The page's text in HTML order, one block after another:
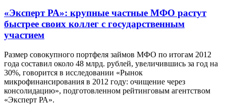
«Эксперт РА»: крупные частные МФО растут
быстрее своих коллег с государственным
участием
Размер совокупного портфеля займов МФО по итогам 2012
года составил около 48 млрд. рублей, увеличившись за год на
30%, говорится в исследовании «Рынок
микрофинансирования в 2012 году: очищение через
консолидацию», подготовленном рейтинговым агентством
«Эксперт РА».